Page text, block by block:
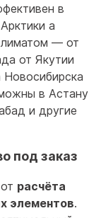
в
а
— от
от Якутии
в Астану
и другие
под заказ
расчёта
элементов.